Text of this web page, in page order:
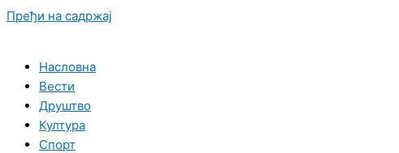
Пређи на садржај
Насловна
Вести
Друштво
Култура
Спорт